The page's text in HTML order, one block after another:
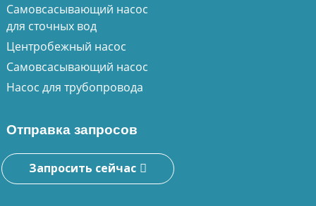
Самовсасывающий насос
для сточных вод
Центробежный насос
Самовсасывающий насос
Насос для трубопровода
Отправка запросов
Запросить сейчас